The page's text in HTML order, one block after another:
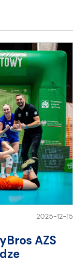
2025-12-15
AZS